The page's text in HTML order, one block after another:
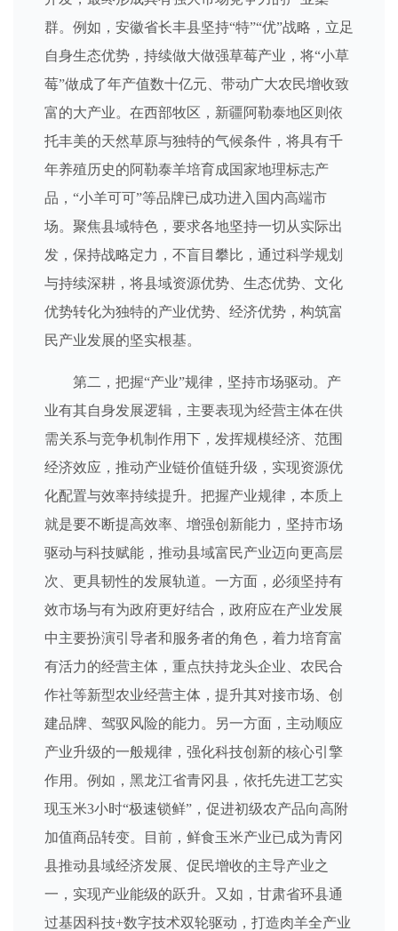
群。例如，安徽省长丰县坚持“特”“优”战略，立足
自身生态优势，持续做大做强草莓产业，将“小草
莓”做成了年产值数十亿元、带动广大农民增收致
富的大产业。在西部牧区，新疆阿勒泰地区则依
托丰美的天然草原与独特的气候条件，将具有千
年养殖历史的阿勒泰羊培育成国家地理标志产
品，“小羊可可”等品牌已成功进入国内高端市
场。聚焦县域特色，要求各地坚持一切从实际出
发，保持战略定力，不盲目攀比，通过科学规划
与持续深耕，将县域资源优势、生态优势、文化
优势转化为独特的产业优势、经济优势，构筑富
民产业发展的坚实根基。
第二，把握“产业”规律，坚持市场驱动。产
业有其自身发展逻辑，主要表现为经营主体在供
需关系与竞争机制作用下，发挥规模经济、范围
经济效应，推动产业链价值链升级，实现资源优
化配置与效率持续提升。把握产业规律，本质上
就是要不断提高效率、增强创新能力，坚持市场
驱动与科技赋能，推动县域富民产业迈向更高层
次、更具韧性的发展轨道。一方面，必须坚持有
效市场与有为政府更好结合，政府应在产业发展
中主要扮演引导者和服务者的角色，着力培育富
有活力的经营主体，重点扶持龙头企业、农民合
作社等新型农业经营主体，提升其对接市场、创
建品牌、驾驭风险的能力。另一方面，主动顺应
产业升级的一般规律，强化科技创新的核心引擎
作用。例如，黑龙江省青冈县，依托先进工艺实
现玉米3小时“极速锁鲜”，促进初级农产品向高附
加值商品转变。目前，鲜食玉米产业已成为青冈
县推动县域经济发展、促民增收的主导产业之
一，实现产业能级的跃升。又如，甘肃省环县通
过基因科技+数字技术双轮驱动，打造肉羊全产业